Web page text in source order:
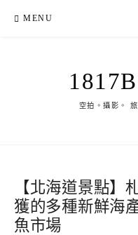
MENU
空拍。攝影。
【北海道景點】
獲的多種新鮮海
魚市場